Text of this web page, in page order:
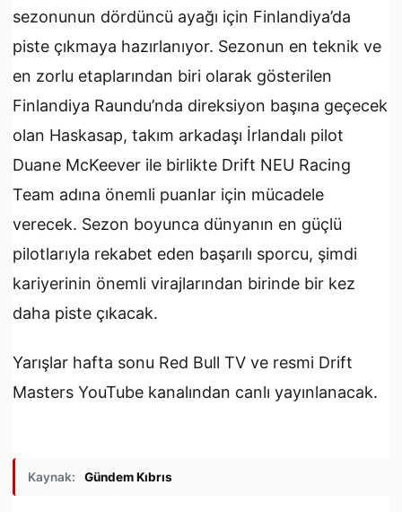
sezonunun dördüncü ayağı için Finlandiya’da
piste çıkmaya hazırlanıyor. Sezonun en teknik ve
en zorlu etaplarından biri olarak gösterilen
Finlandiya Raundu’nda direksiyon başına geçecek
olan Haskasap, takım arkadaşı İrlandalı pilot
Duane McKeever ile birlikte Drift NEU Racing
Team adına önemli puanlar için mücadele
verecek. Sezon boyunca dünyanın en güçlü
pilotlarıyla rekabet eden başarılı sporcu, şimdi
kariyerinin önemli virajlarından birinde bir kez
daha piste çıkacak.
Yarışlar hafta sonu Red Bull TV ve resmi Drift
Masters YouTube kanalından canlı yayınlanacak.
Kaynak: Gündem Kıbrıs